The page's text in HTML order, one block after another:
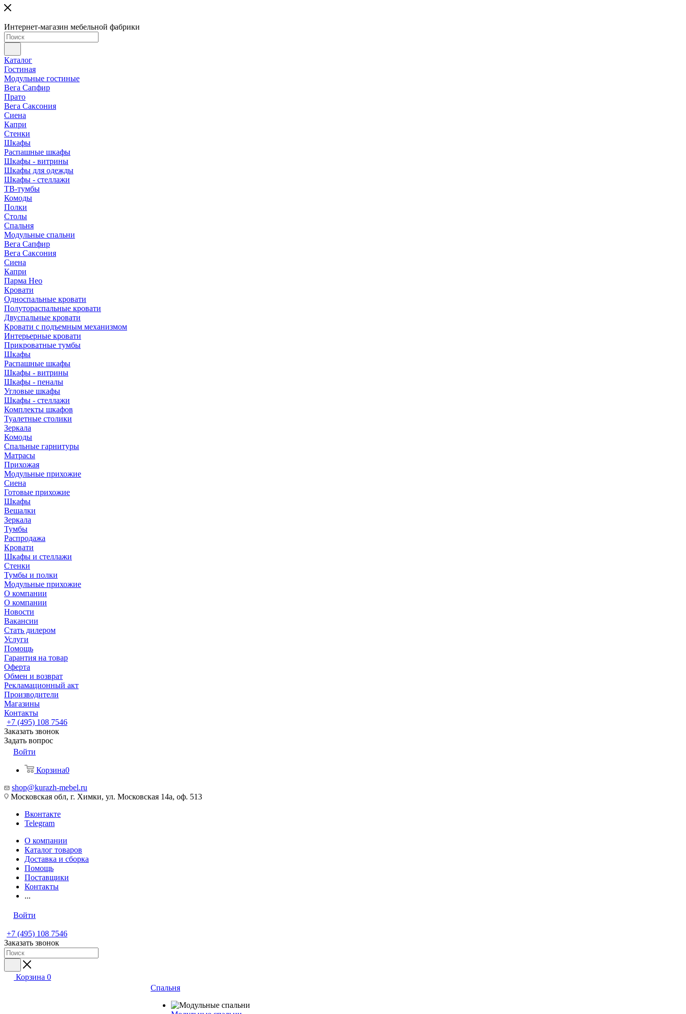
Интернет-магазин мебельной фабрики
Каталог
Гостиная
Модульные гостиные
Вега Сапфир
Прато
Вега Саксония
Сиена
Капри
Стенки
Шкафы
Распашные шкафы
Шкафы - витрины
Шкафы для одежды
Шкафы - стеллажи
ТВ-тумбы
Комоды
Полки
Столы
Спальня
Модульные спальни
Вега Сапфир
Вега Саксония
Сиена
Капри
Парма Нео
Кровати
Односпальные кровати
Полутораспальные кровати
Двуспальные кровати
Кровати с подъемным механизмом
Интерьерные кровати
Прикроватные тумбы
Шкафы
Распашные шкафы
Шкафы - витрины
Шкафы - пеналы
Угловые шкафы
Шкафы - стеллажи
Комплекты шкафов
Туалетные столики
Зеркала
Комоды
Спальные гарнитуры
Матрасы
Прихожая
Модульные прихожие
Сиена
Готовые прихожие
Шкафы
Вешалки
Зеркала
Тумбы
Распродажа
Кровати
Шкафы и стеллажи
Стенки
Тумбы и полки
Модульные прихожие
О компании
О компании
Новости
Вакансии
Стать дилером
Услуги
Помощь
Гарантия на товар
Оферта
Обмен и возврат
Рекламационный акт
Производители
Магазины
Контакты
+7 (495) 108 7546
Заказать звонок
Задать вопрос
Войти
Корзина0
shop@kurazh-mebel.ru
Московская обл, г. Химки, ул. Московская 14а, оф. 513
Вконтакте
Telegram
О компании
Каталог товаров
Доставка и сборка
Помощь
Поставщики
Контакты
...
Войти
+7 (495) 108 7546
Заказать звонок
Корзина 0
Спальня